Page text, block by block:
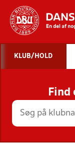
KLUB/HOLD
Find